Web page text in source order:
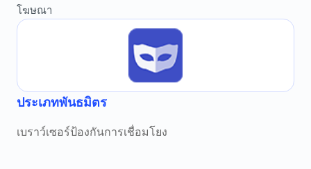
โฆษณา
ประเภทพันธมิตร
เบราว์เซอร์ป้องกันการเชื่อมโยง